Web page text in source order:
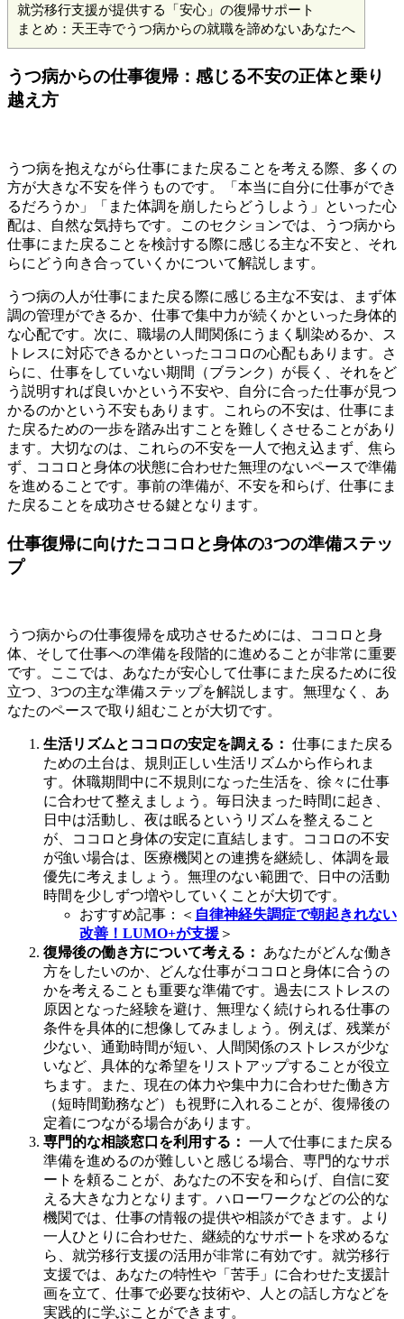
就労移行支援が提供する「安心」の復帰サポート
まとめ：天王寺でうつ病からの就職を諦めないあなたへ
うつ病からの仕事復帰：感じる不安の正体と乗り
越え方
うつ病を抱えながら仕事にまた戻ることを考える際、多くの
方が大きな不安を伴うものです。「本当に自分に仕事ができ
るだろうか」「また体調を崩したらどうしよう」といった心
配は、自然な気持ちです。このセクションでは、うつ病から
仕事にまた戻ることを検討する際に感じる主な不安と、それ
らにどう向き合っていくかについて解説します。
うつ病の人が仕事にまた戻る際に感じる主な不安は、まず体
調の管理ができるか、仕事で集中力が続くかといった身体的
な心配です。次に、職場の人間関係にうまく馴染めるか、ス
トレスに対応できるかといったココロの心配もあります。さ
らに、仕事をしていない期間（ブランク）が長く、それをど
う説明すれば良いかという不安や、自分に合った仕事が見つ
かるのかという不安もあります。これらの不安は、仕事にま
た戻るための一歩を踏み出すことを難しくさせることがあり
ます。大切なのは、これらの不安を一人で抱え込まず、焦ら
ず、ココロと身体の状態に合わせた無理のないペースで準備
を進めることです。事前の準備が、不安を和らげ、仕事にま
た戻ることを成功させる鍵となります。
仕事復帰に向けたココロと身体の3つの準備ステッ
プ
うつ病からの仕事復帰を成功させるためには、ココロと身
体、そして仕事への準備を段階的に進めることが非常に重要
です。ここでは、あなたが安心して仕事にまた戻るために役
立つ、3つの主な準備ステップを解説します。無理なく、あ
なたのペースで取り組むことが大切です。
生活リズムとココロの安定を調える： 仕事にまた戻る
ための土台は、規則正しい生活リズムから作られま
す。休職期間中に不規則になった生活を、徐々に仕事
に合わせて整えましょう。毎日決まった時間に起き、
日中は活動し、夜は眠るというリズムを整えること
が、ココロと身体の安定に直結します。ココロの不安
が強い場合は、医療機関との連携を継続し、体調を最
優先に考えましょう。無理のない範囲で、日中の活動
時間を少しずつ増やしていくことが大切です。
おすすめ記事：＜ 自律神経失調症で朝起きれない
改善！LUMO+が支援 ＞
復帰後の働き方について考える：
あなたがどんな働き
方をしたいのか、どんな仕事がココロと身体に合うの
かを考えることも重要な準備です。過去にストレスの
原因となった経験を避け、無理なく続けられる仕事の
条件を具体的に想像してみましょう。例えば、残業が
少ない、通勤時間が短い、人間関係のストレスが少な
いなど、具体的な希望をリストアップすることが役立
ちます。また、現在の体力や集中力に合わせた働き方
（短時間勤務など）も視野に入れることが、復帰後の
定着につながる場合があります。
専門的な相談窓口を利用する： 一人で仕事にまた戻る
準備を進めるのが難しいと感じる場合、専門的なサポ
ートを頼ることが、あなたの不安を和らげ、自信に変
える大きな力となります。ハローワークなどの公的な
機関では、仕事の情報の提供や相談ができます。より
一人ひとりに合わせた、継続的なサポートを求めるな
ら、就労移行支援の活用が非常に有効です。就労移行
支援では、あなたの特性や「苦手」に合わせた支援計
画を立て、仕事で必要な技術や、人との話し方などを
実践的に学ぶことができます。